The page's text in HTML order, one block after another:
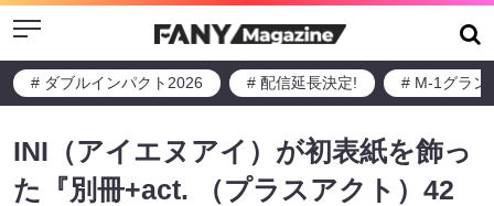
Menu
# ダブルインパクト2026 # 配信延長決定! # M-1グラン
INI（アイエヌアイ）が初表紙を飾っ
た『別冊+act. （プラスアクト）42